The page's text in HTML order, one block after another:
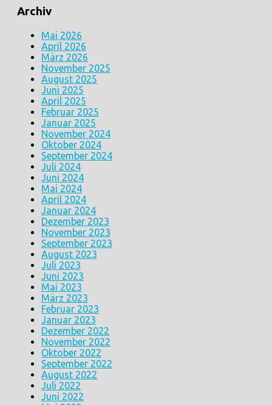
Archiv
Mai 2026
April 2026
März 2026
November 2025
August 2025
Juni 2025
April 2025
Februar 2025
Januar 2025
November 2024
Oktober 2024
September 2024
Juli 2024
Juni 2024
Mai 2024
April 2024
Januar 2024
Dezember 2023
November 2023
September 2023
August 2023
Juli 2023
Juni 2023
Mai 2023
März 2023
Februar 2023
Januar 2023
Dezember 2022
November 2022
Oktober 2022
September 2022
August 2022
Juli 2022
Juni 2022